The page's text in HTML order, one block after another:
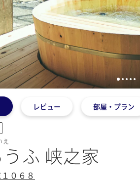
1 2 3 4 5
レビュー 部屋・プラン
ふ 峡之家
０６８